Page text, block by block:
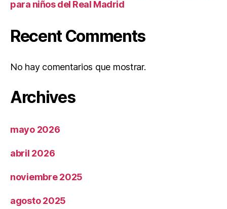
para niños del Real Madrid
Recent Comments
No hay comentarios que mostrar.
Archives
mayo 2026
abril 2026
noviembre 2025
agosto 2025